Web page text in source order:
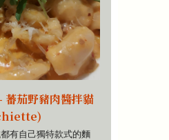
蕃茄野豬肉醬拌貓
有自己獨特款式的麵